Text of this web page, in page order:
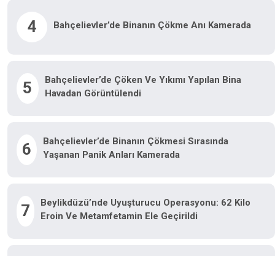
4 Bahçelievler’de Binanın Çökme Anı Kamerada
5
Bahçelievler’de Çöken Ve Yıkımı Yapılan Bina
Havadan Görüntülendi
6
Bahçelievler’de Binanın Çökmesi Sırasında
Yaşanan Panik Anları Kamerada
7
Beylikdüzü’nde Uyuşturucu Operasyonu: 62 Kilo
Eroin Ve Metamfetamin Ele Geçirildi